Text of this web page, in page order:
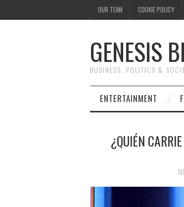
OUR TEAM COOKIE POLICY
GENESIS
BUSINESS, POLITICS &
ENTERTAINMENT
¿QUIÉN